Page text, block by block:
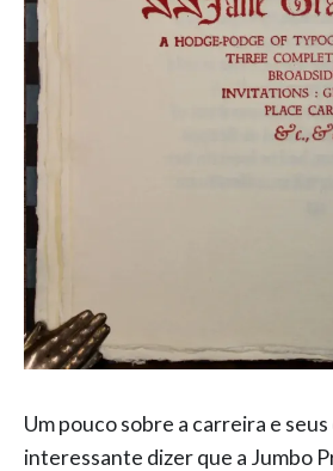
Um pouco sobre a carreira e
interessante dizer que a Jumbo